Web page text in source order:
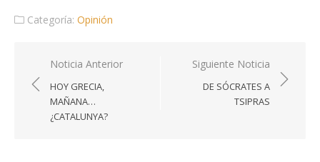
Categoría: Opinión
Navegación
de
entradas
Noticia Anterior
HOY GRECIA,
MAÑANA…
¿CATALUNYA?
Siguiente Noticia
DE SÓCRATES A
TSIPRAS